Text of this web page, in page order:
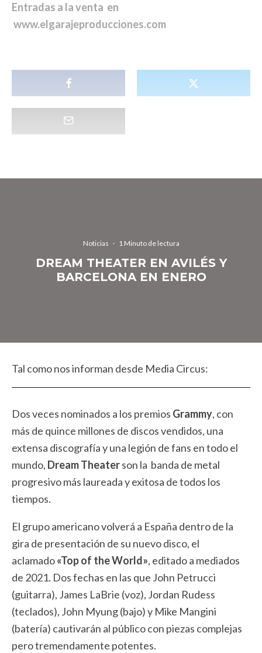
Entradas a la venta en
www.elgarajeproducciones.com
Noticias · 1 Minuto de lectura
DREAM THEATER EN AVILÉS Y
BARCELONA EN ENERO
Tal como nos informan desde Media Circus:
Dos veces nominados a los premios Grammy, con
más de quince millones de discos vendidos, una
extensa discografía y una legión de fans en todo el
mundo, Dream Theaterson la banda de metal
progresivo más laureada y exitosa de todos los
tiempos.
El grupo americano volverá a España dentro de la
gira de presentación de su nuevo disco, el
aclamado«Top of the World», editado a mediados
de 2021. Dos fechas en las que John Petrucci
(guitarra), James LaBrie (voz), Jordan Rudess
(teclados), John Myung (bajo) y Mike Mangini
(batería) cautivarán al público con piezas complejas
pero tremendamente potentes.